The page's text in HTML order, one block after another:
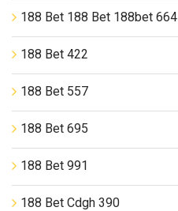
188 Bet 188 Bet 188bet 664
188 Bet 422
188 Bet 557
188 Bet 695
188 Bet 991
188 Bet Cdgh 390